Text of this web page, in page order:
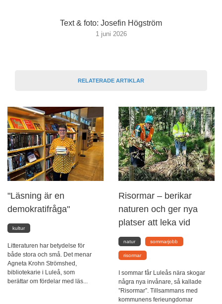
Text & foto: Josefin Högström
1 juni 2026
RELATERADE ARTIKLAR
"Läsning är en
demokratifråga"
kultur
Litteraturen har betydelse för
både stora och små. Det menar
Agneta Krohn Strömshed,
bibliotekarie i Luleå, som
berättar om fördelar med läs...
Risormar – berikar
naturen och ger nya
platser att leka vid
natur sommarjobb
risormar
I sommar får Luleås nära skogar
några nya invånare, så kallade
”Risormar”. Tillsammans med
kommunens ferieungdomar